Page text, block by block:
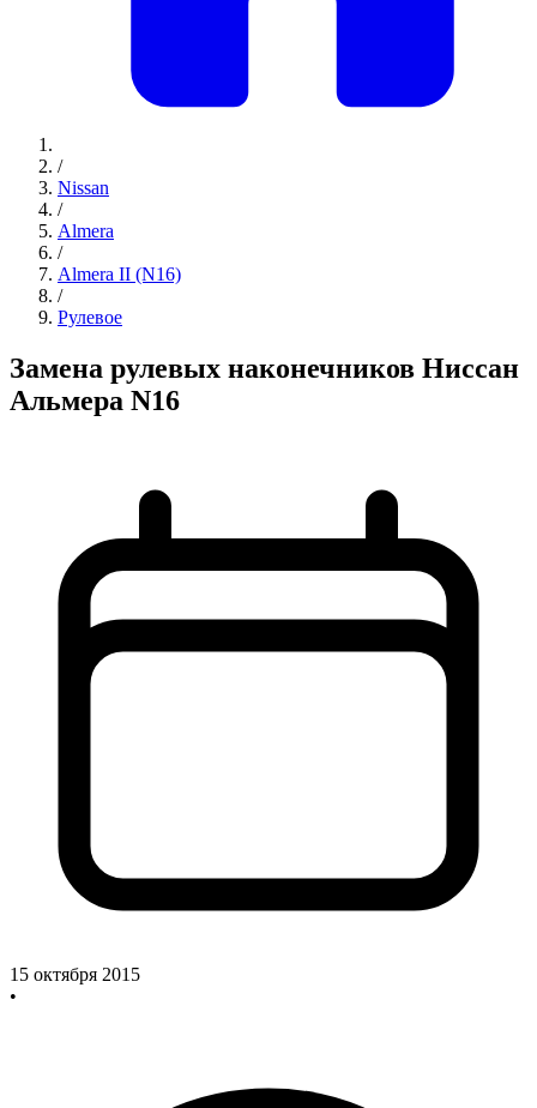
/
Nissan
/
Almera
/
Almera II (N16)
/
Рулевое
Замена рулевых наконечников Ниссан
Альмера N16
15 октября 2015
•